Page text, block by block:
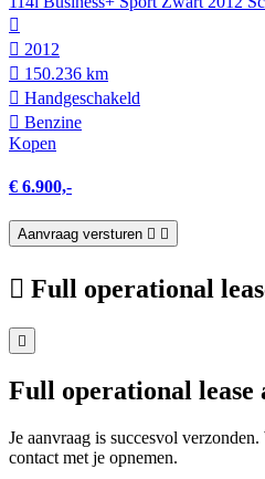
2012
150.236 km
Hand­geschakeld
Benzine
Kopen
€ 6.900,-
Aanvraag versturen
Full operational
Full operational lease
Je aanvraag is succesvol
contact met je opnemen.